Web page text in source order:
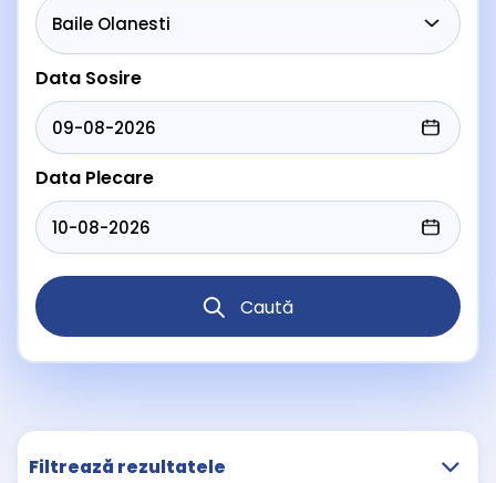
Data Sosire
Data Plecare
Caută
Filtrează rezultatele